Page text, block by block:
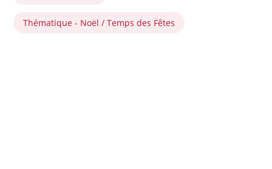
Thématique - Noël / Temps des Fêtes